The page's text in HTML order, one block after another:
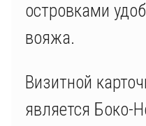
островками
вояжа.
Визитной
является Боко-